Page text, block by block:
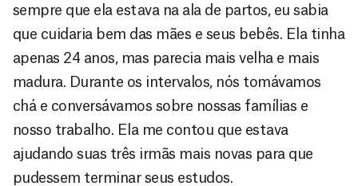
sempre que ela estava na ala de partos, eu sabia
que cuidaria bem das mães e seus bebês. Ela tinha
apenas 24 anos, mas parecia mais velha e mais
madura. Durante os intervalos, nós tomávamos
chá e conversávamos sobre nossas famílias e
nosso trabalho. Ela me contou que estava
ajudando suas três irmãs mais novas para que
pudessem terminar seus estudos.